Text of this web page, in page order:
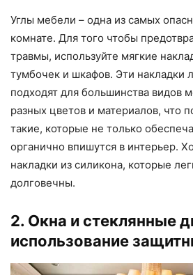
Углы мебели – одна из самых
комнате. Для того чтобы
травмы, используйте мягкие
тумбочек и шкафов. Эти накладки
подходят для большинства видов
разных цветов и материалов, что
такие, которые не только
органично впишутся в интерьер.
накладки из силикона, которые
долговечны.
2. Окна и стеклянные
использование